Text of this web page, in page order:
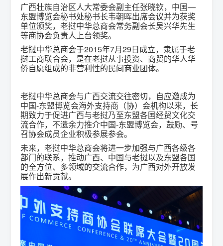
广西壮族自治区人大常委会副主任张晓钦，中国—
东盟博览会秘书处秘书长韦朝晖出席会议并为获奖
单位颁奖，老挝中华总商会常务副会长吴兴华先生
等商协会负责人上台领奖。
老挝中华总商会于2015年7月29日成立，隶属于老
挝工商联合会，是在老挝从事投资、商贸的华人华
侨自愿组成的非营利性的民间商业团体。
老挝中华总商会与广西交流交往密切，自应邀成为
中国-东盟博览会海外支持商（协）会机构以来，长
期致力于促进广西与老挝乃至东盟各国经贸文化交
流合作，不遗余力推介中国-东盟博览会，鼓励、号
召协会成员企业积极参展参会。
未来，老挝中华总商会将进一步加强与广西各级各
部门的联系，推动广西、中国与老挝以及东盟各国
的全方位、多领域的交流合作，为广西对外开放发
展作出新贡献。